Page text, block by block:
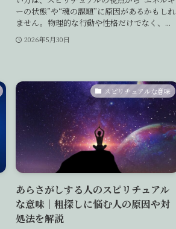
ーの状態”や“魂の課題”に原因があるかもしれ
ません。物理的な行動や性格だけでなく、...
2026年5月30日
スピリチュアルな意味
あらさがしする人のスピリチュアル
な意味｜粗探しに悩む人の原因や対
処法を解説